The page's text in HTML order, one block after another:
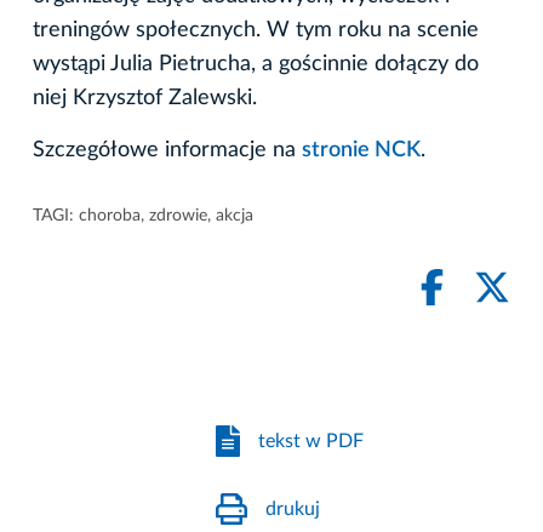
treningów społecznych. W tym roku na scenie
wystąpi Julia Pietrucha, a gościnnie dołączy do
niej Krzysztof Zalewski.
Szczegółowe informacje na stronie NCK.
TAGI: choroba, zdrowie, akcja
tekst w PDF
drukuj